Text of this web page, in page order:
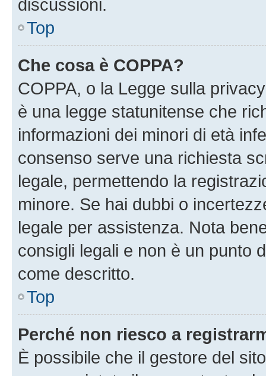
discussioni.
Top
Che cosa è COPPA?
COPPA, o la Legge sulla
è una legge statunitense che
informazioni dei minori di età
consenso serve una richiesta
legale, permettendo la
minore. Se hai dubbi o
legale per assistenza. Nota
consigli legali e non è un punto
come descritto.
Top
Perché non riesco a
È possibile che il gestore del